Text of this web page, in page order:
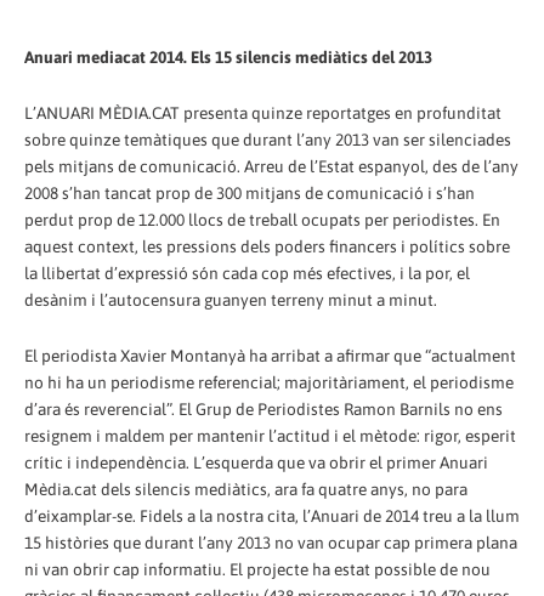
Anuari mediacat 2014. Els 15 silencis mediàtics del 2013
L’ANUARI MÈDIA.CAT presenta quinze reportatges en profunditat
sobre quinze temàtiques que durant l’any 2013 van ser silenciades
pels mitjans de comunicació. Arreu de l’Estat espanyol, des de l’any
2008 s’han tancat prop de 300 mitjans de comunicació i s’han
perdut prop de 12.000 llocs de treball ocupats per periodistes. En
aquest context, les pressions dels poders financers i polítics sobre
la llibertat d’expressió són cada cop més efectives, i la por, el
desànim i l’autocensura guanyen terreny minut a minut.
El periodista Xavier Montanyà ha arribat a afirmar que “actualment
no hi ha un periodisme referencial; majoritàriament, el periodisme
d’ara és reverencial”. El Grup de Periodistes Ramon Barnils no ens
resignem i maldem per mantenir l’actitud i el mètode: rigor, esperit
crític i independència. L’esquerda que va obrir el primer Anuari
Mèdia.cat dels silencis mediàtics, ara fa quatre anys, no para
d’eixamplar-se. Fidels a la nostra cita, l’Anuari de 2014 treu a la llum
15 històries que durant l’any 2013 no van ocupar cap primera plana
ni van obrir cap informatiu. El projecte ha estat possible de nou